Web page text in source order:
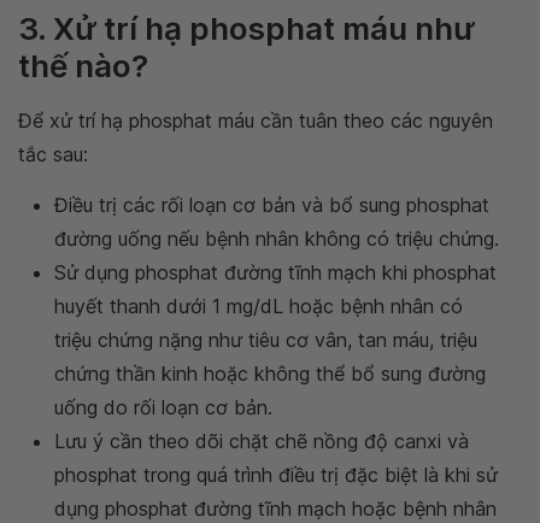
3. Xử trí hạ phosphat máu như
thế nào?
Để xử trí hạ phosphat máu cần tuân theo các nguyên
tắc sau:
Điều trị các rối loạn cơ bản và bổ sung phosphat
đường uống nếu bệnh nhân không có triệu chứng.
Sử dụng phosphat đường tĩnh mạch khi phosphat
huyết thanh dưới 1 mg/dL hoặc bệnh nhân có
triệu chứng nặng như tiêu cơ vân, tan máu, triệu
chứng thần kinh hoặc không thể bổ sung đường
uống do rối loạn cơ bản.
Lưu ý cần theo dõi chặt chẽ nồng độ canxi và
phosphat trong quá trình điều trị đặc biệt là khi sử
dụng phosphat đường tĩnh mạch hoặc bệnh nhân